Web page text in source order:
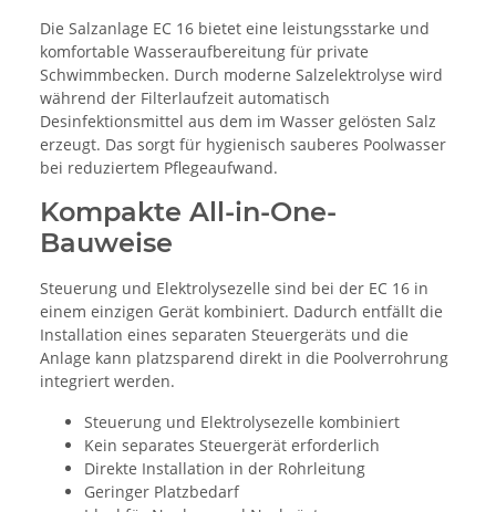
Die Salzanlage EC 16 bietet eine leistungsstarke und
komfortable Wasseraufbereitung für private
Schwimmbecken. Durch moderne Salzelektrolyse wird
während der Filterlaufzeit automatisch
Desinfektionsmittel aus dem im Wasser gelösten Salz
erzeugt. Das sorgt für hygienisch sauberes Poolwasser
bei reduziertem Pflegeaufwand.
Kompakte All-in-One-
Bauweise
Steuerung und Elektrolysezelle sind bei der EC 16 in
einem einzigen Gerät kombiniert. Dadurch entfällt die
Installation eines separaten Steuergeräts und die
Anlage kann platzsparend direkt in die Poolverrohrung
integriert werden.
Steuerung und Elektrolysezelle kombiniert
Kein separates Steuergerät erforderlich
Direkte Installation in der Rohrleitung
Geringer Platzbedarf